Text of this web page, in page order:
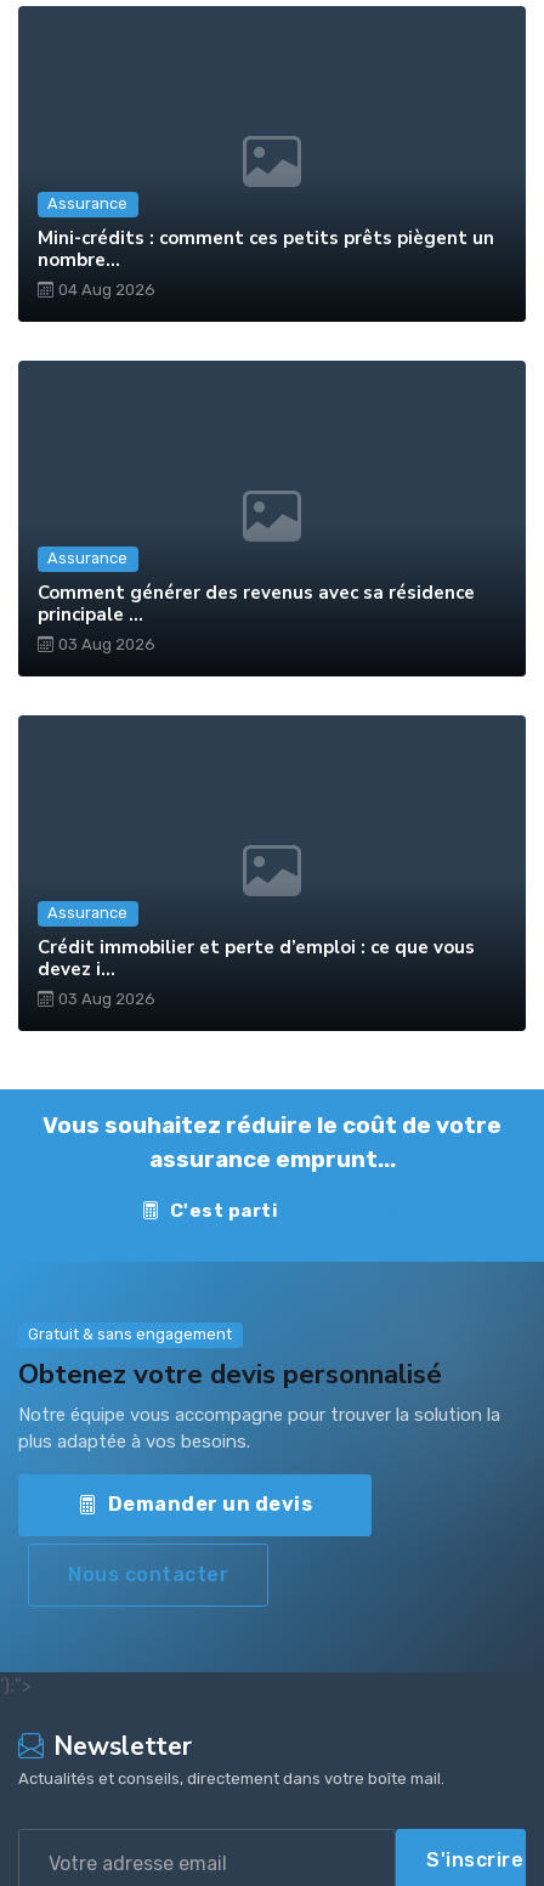
Assurance
Mini-crédits : comment ces petits prêts piègent un
nombre...
04 Aug 2026
Assurance
Comment générer des revenus avec sa résidence
principale ...
03 Aug 2026
Assurance
Crédit immobilier et perte d’emploi : ce que vous
devez i...
03 Aug 2026
Vous souhaitez réduire le coût de votre
assurance emprunt...
C'est parti
Gratuit & sans engagement
Obtenez votre devis personnalisé
Notre équipe vous accompagne pour trouver la solution la
plus adaptée à vos besoins.
Demander un devis
Nous contacter
');">
Newsletter
Actualités et conseils, directement dans votre boîte mail.
S'inscrire